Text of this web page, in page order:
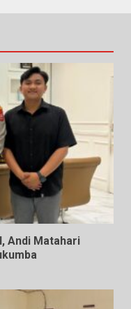
Andi Matahari